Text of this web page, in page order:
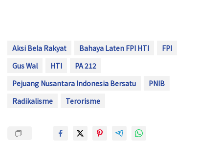
Aksi Bela Rakyat Bahaya Laten FPI HTI
FPI
Gus Wal
HTI
PA 212
Pejuang Nusantara Indonesia Bersatu
PNIB
Radikalisme
Terorisme